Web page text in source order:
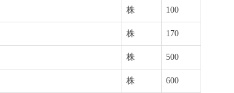
株 100
株 170
株 500
株 600